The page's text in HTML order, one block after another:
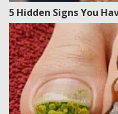
5 Hidden Signs You